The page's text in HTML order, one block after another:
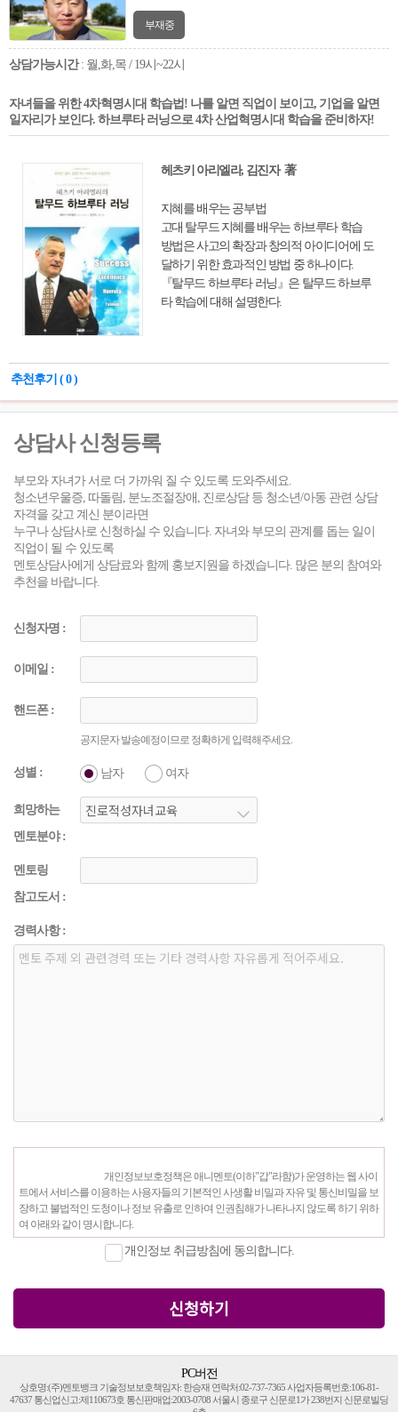
를 파헤쳐온 저자는 실제로 긱 경제를 체험하
고 있는 다섯 명의 이야기를 우리에게 들려준
다. 캔자스시티의 우버 택시운전사 겸 웨이
터, 뉴욕에서 정직원 생활을 그만두고 긱스터
크를 통해 소득을 벌어들이는 캐나다의 워킹
맘, 프리랜서로 지역 경제를 되살리겠다는 아
칸소주 자선활동가 등 다양한 인물들의 발자
세밀하게 그려간다. 긱 경제는 많은 사람의
있고 가난한 사람도 있었고, 힘 있는 사람도
있고 힘없는 사람도 있었다. 또 이것은 누군
가에겐 자유와 유연성, 경제적 이익이 보장되
는 삶이었고, 누군가에게는 실업에 대한 차악
의 선택일 뿐이었다. 저자는 긱 경제를 체험
중인 사람들이 일하는 현장과 경제 전문가들
일의 미래에 대해 함께 생각해본다.
부재중
상담가능시간: 월,화,목 / 19시~22시
자녀들을 위한 4차혁명시대 학습법! 나를 알면 직업이 보이고, 기업을 알면
일자리가 보인다. 하브루타 러닝으로 4차 산업혁명시대 학습을 준비하자!
헤츠키 아리엘라, 김진자 著
지혜를 배우는 공부법
고대 탈무드 지혜를 배우는 하브루타 학습
방법은 사고의 확장과 창의적 아이디어에 도
달하기 위한 효과적인 방법 중 하나이다.
『탈무드 하브루타 러닝』은 탈무드 하브루
타 학습에 대해 설명한다.
추천후기 ( 0 )
상담사 신청등록
부모와 자녀가 서로 더 가까워 질 수 있도록 도와주세요.
청소년우울증, 따돌림, 분노조절장애, 진로상담 등 청소년/아동 관련 상담
자격을 갖고 계신 분이라면
누구나 상담사로 신청하실 수 있습니다. 자녀와 부모의 관계를 돕는 일이
직업이 될 수 있도록
멘토상담사에게 상담료와 함께 홍보지원을 하겠습니다. 많은 분의 참여와
추천을 바랍니다.
신청자명 :
이메일 :
핸드폰 :
공지문자 발송예정이므로 정확하게 입력해주세요.
성별 : 남자 여자
희망하는
멘토분야 :
멘토링
참고도서 :
경력사항 :
트에서 서비스를 이용하는 사용자들의 기본적인 사생활 비밀과 자유 및 통신비밀을 보
장하고 불법적인 도청이나 정보 유출로 인하여 인권침해가 나타나지 않도록 하기 위하
여 아래와 같이 명시합니다.
"갑"은 수집한 개인정보는 민원처리, 상담사실 확인, 상품 배송 목적으로 활용되며, 수
개인정보 취급방침에 동의합니다.
신청하기
PC버전
상호명:(주)멘토뱅크 기술정보보호책임자: 한승재 연락처:02-737-7365 사업자등록번호:106-81-
47637 통신업신고:제110673호 통신판매업:2003-0708 서울시 종로구 신문로1가 238번지 신문로빌딩